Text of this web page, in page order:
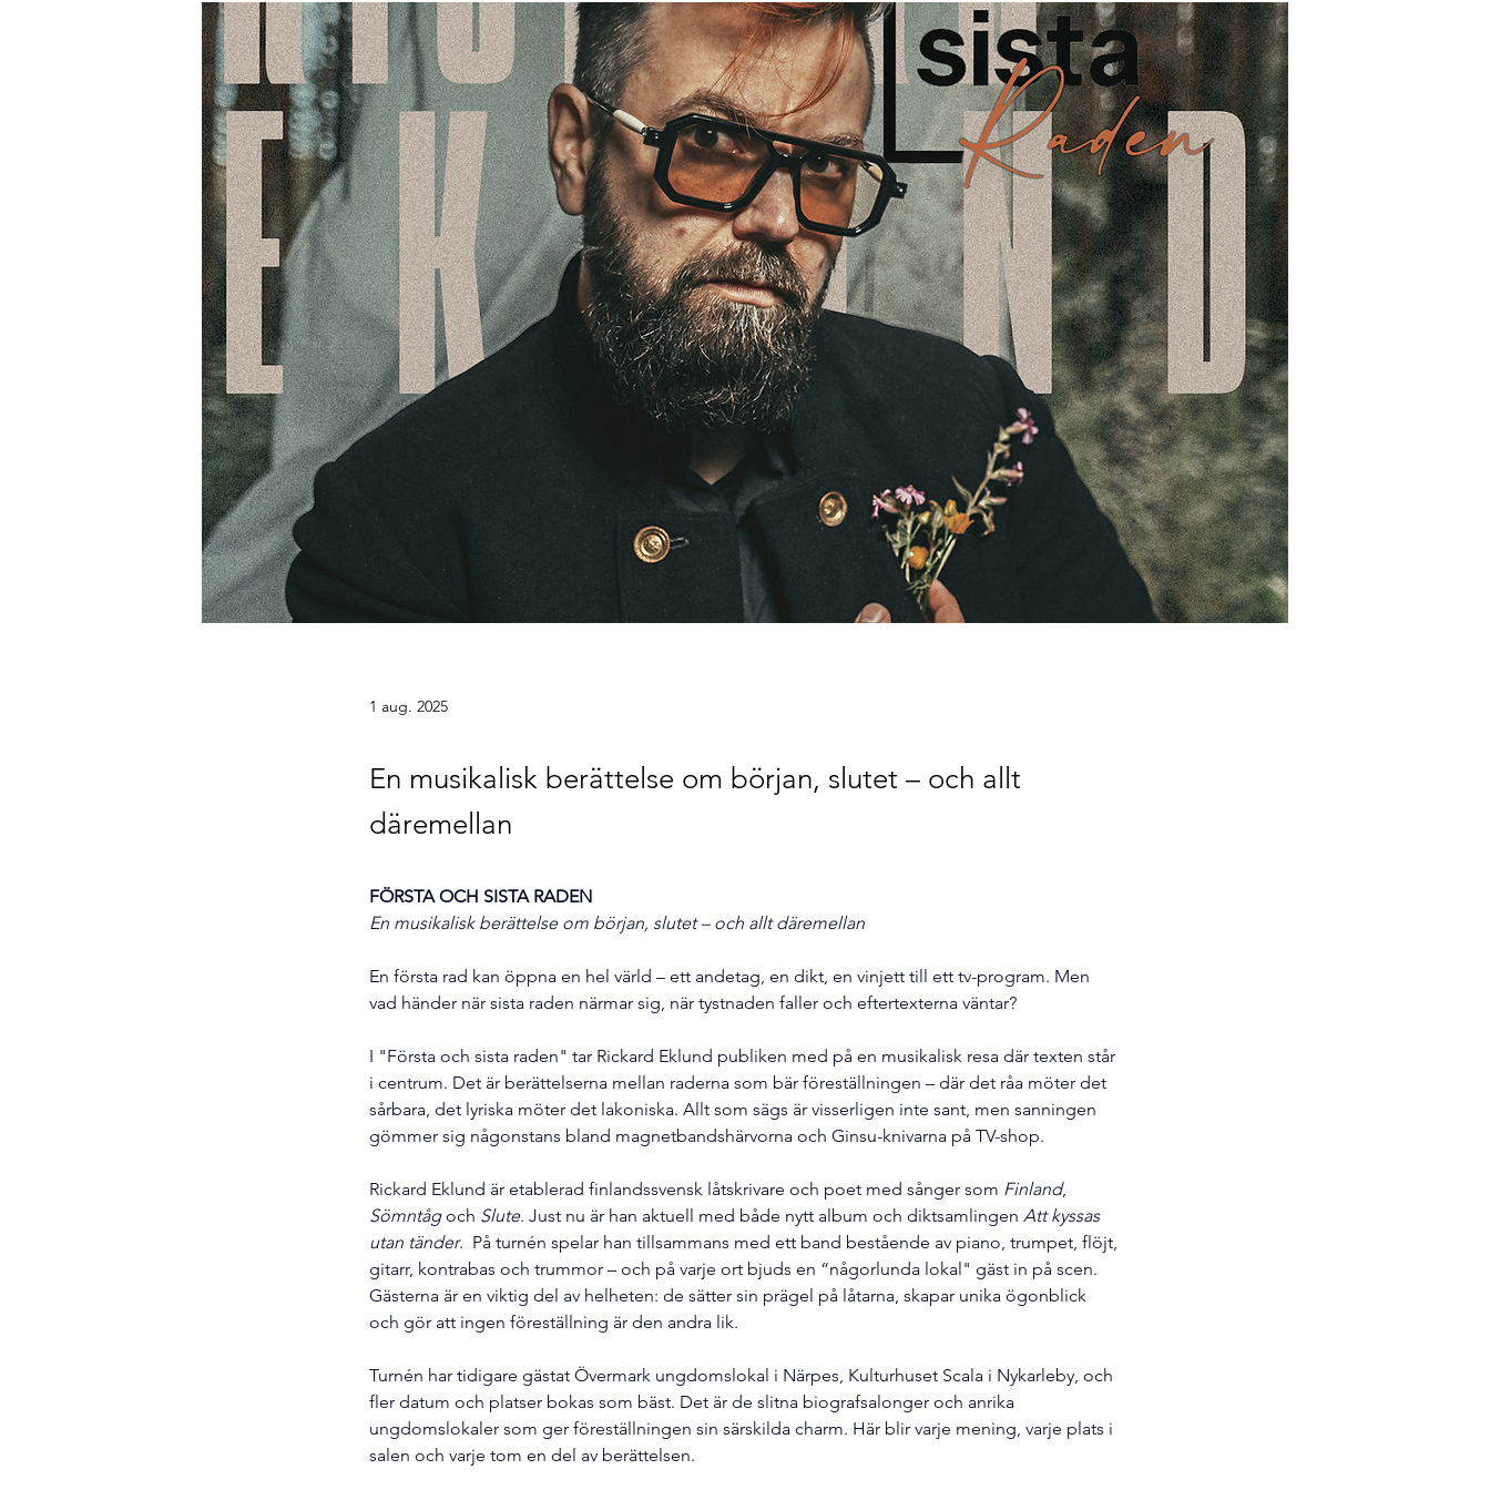
1 aug. 2025
En musikalisk berättelse om början, slutet – och allt
däremellan
FÖRSTA OCH SISTA RADEN
En musikalisk berättelse om början, slutet – och allt däremellan
En första rad kan öppna en hel värld – ett andetag, en dikt, en vinjett till ett tv-program. Men
vad händer när sista raden närmar sig, när tystnaden faller och eftertexterna väntar?
I "Första och sista raden" tar Rickard Eklund publiken med på en musikalisk resa där texten står
i centrum. Det är berättelserna mellan raderna som bär föreställningen – där det råa möter det
sårbara, det lyriska möter det lakoniska. Allt som sägs är visserligen inte sant, men sanningen
gömmer sig någonstans bland magnetbandshärvorna och Ginsu-knivarna på TV-shop.
Rickard Eklund är etablerad finlandssvensk låtskrivare och poet med sånger som Finland,
Sömntåg och Slute. Just nu är han aktuell med både nytt album och diktsamlingen Att kyssas
utan tänder.  På turnén spelar han tillsammans med ett band bestående av piano, trumpet, flöjt,
gitarr, kontrabas och trummor – och på varje ort bjuds en “någorlunda lokal" gäst in på scen.
Gästerna är en viktig del av helheten: de sätter sin prägel på låtarna, skapar unika ögonblick
och gör att ingen föreställning är den andra lik.
Turnén har tidigare gästat Övermark ungdomslokal i Närpes, Kulturhuset Scala i Nykarleby, och
fler datum och platser bokas som bäst. Det är de slitna biografsalonger och anrika
ungdomslokaler som ger föreställningen sin särskilda charm. Här blir varje mening, varje plats i
salen och varje tom en del av berättelsen.